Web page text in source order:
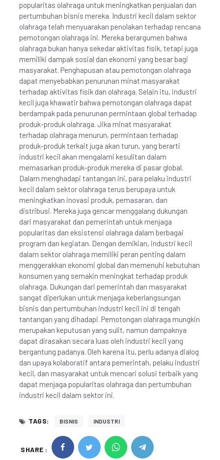
popularitas olahraga untuk meningkatkan penjualan dan
pertumbuhan bisnis mereka. Industri kecil dalam sektor
olahraga telah menyuarakan penolakan terhadap rencana
pemotongan olahraga ini. Mereka berargumen bahwa
olahraga bukan hanya sekedar aktivitas fisik, tetapi juga
memiliki dampak sosial dan ekonomi yang besar bagi
masyarakat. Penghapusan atau pemotongan olahraga
dapat menyebabkan penurunan minat masyarakat
terhadap aktivitas fisik dan olahraga. Selain itu, industri
kecil juga khawatir bahwa pemotongan olahraga dapat
berdampak pada penurunan permintaan global terhadap
produk-produk olahraga. Jika minat masyarakat
terhadap olahraga menurun, permintaan terhadap
produk-produk terkait juga akan turun, yang berarti
industri kecil akan mengalami kesulitan dalam
memasarkan produk-produk mereka di pasar global.
Dalam menghadapi tantangan ini, para pelaku industri
kecil dalam sektor olahraga terus berupaya untuk
meningkatkan inovasi produk, pemasaran, dan
distribusi. Mereka juga gencar menggalang dukungan
dari masyarakat dan pemerintah untuk menjaga
popularitas dan eksistensi olahraga dalam berbagai
program dan kegiatan. Dengan demikian, industri kecil
dalam sektor olahraga memiliki peran penting dalam
menggerakkan ekonomi global dan memenuhi kebutuhan
konsumen yang semakin meningkat terhadap produk
olahraga. Dukungan dari pemerintah dan masyarakat
sangat diperlukan untuk menjaga keberlangsungan
bisnis dan pertumbuhan industri kecil ini di tengah
tantangan yang dihadapi. Pemotongan olahraga mungkin
merupakan keputusan yang sulit, namun dampaknya
dapat dirasakan secara luas oleh industri kecil yang
bergantung padanya. Oleh karena itu, perlu adanya dialog
dan upaya kolaboratif antara pemerintah, pelaku industri
kecil, dan masyarakat untuk mencari solusi terbaik yang
dapat menjaga popularitas olahraga dan pertumbuhan
industri kecil dalam sektor ini.
TAGS: BISNIS INDUSTRI
SHARE :